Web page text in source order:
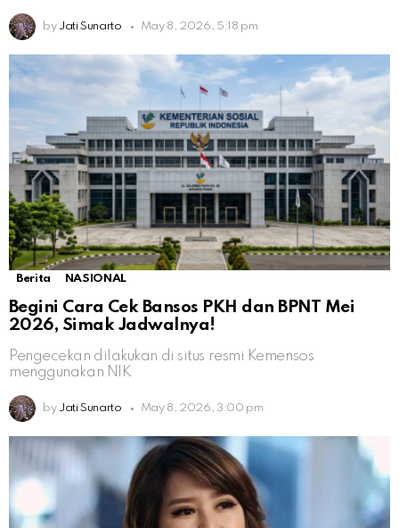
by Jati Sunarto May 8, 2026, 5:18 pm
Berita NASIONAL
Begini Cara Cek Bansos PKH dan BPNT Mei
2026, Simak Jadwalnya!
Pengecekan dilakukan di situs resmi Kemensos
menggunakan NIK
by Jati Sunarto May 8, 2026, 3:00 pm